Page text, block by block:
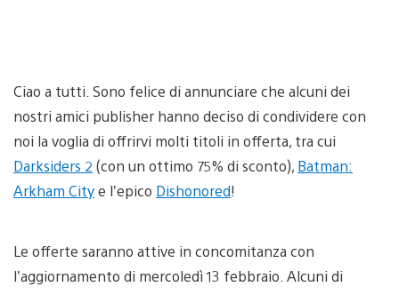
Ciao a tutti. Sono felice di annunciare che alcuni dei
nostri amici publisher hanno deciso di condividere con
noi la voglia di offrirvi molti titoli in offerta, tra cui
Darksiders 2 (con un ottimo 75% di sconto), Batman:
Arkham Citye l’epico Dishonored!
Le offerte saranno attive in concomitanza con
l’aggiornamento di mercoledì 13 febbraio. Alcuni di